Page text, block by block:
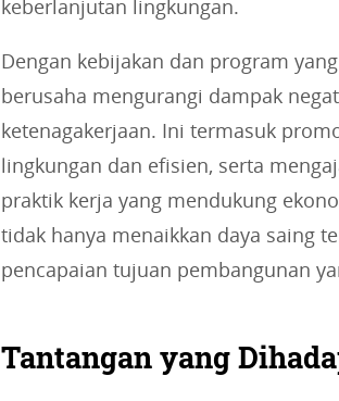
keberlanjutan lingkungan.
Dengan kebijakan dan program
berusaha mengurangi dampak
ketenagakerjaan. Ini termasuk
lingkungan dan efisien, serta
praktik kerja yang mendukung
tidak hanya menaikkan daya saing
pencapaian tujuan pembangunan
Tantangan yang